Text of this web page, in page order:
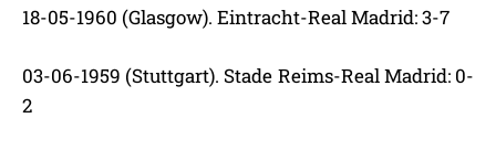
18-05-1960 (Glasgow). Eintracht-Real Madrid: 3-7
03-06-1959 (Stuttgart). Stade Reims-Real Madrid: 0-
2